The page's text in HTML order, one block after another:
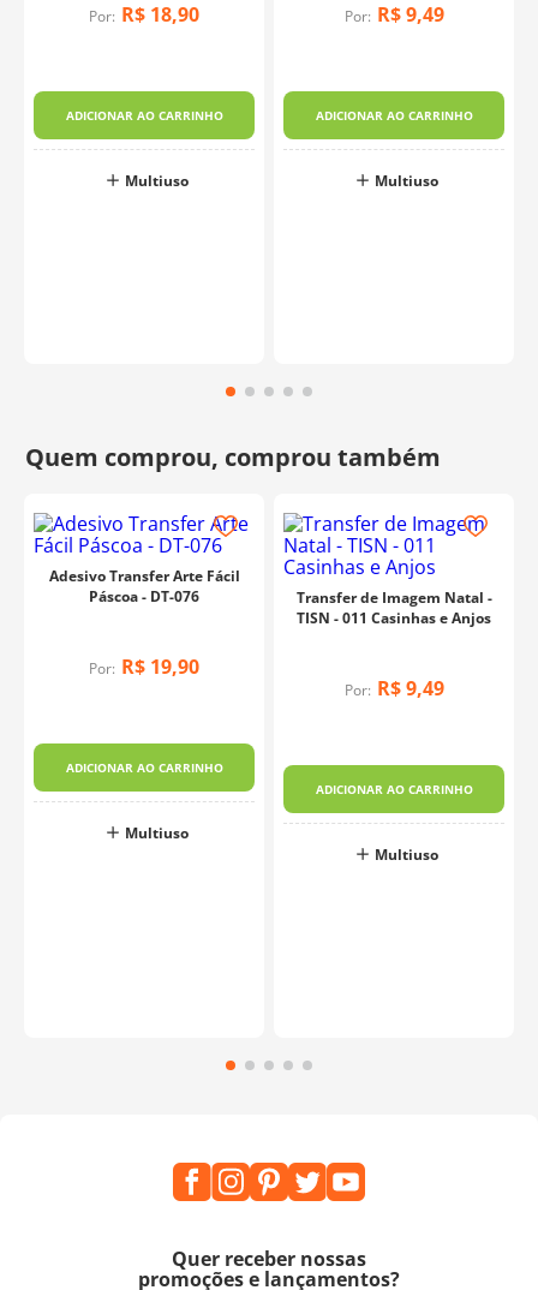
Por: R$ 18,90
ADICIONAR AO CARRINHO
Multiuso
Por: R$ 9,49
ADICIONAR AO CARRINHO
Multiuso
Adesivo Transfer Arte Fácil
Páscoa - DT-076
Por: R$ 19,90
ADICIONAR AO CARRINHO
Multiuso
Transfer de Imagem Natal -
TISN - 011 Casinhas e Anjos
Por: R$ 9,49
ADICIONAR AO CARRINHO
Multiuso
Quer receber nossas
promoções e lançamentos?